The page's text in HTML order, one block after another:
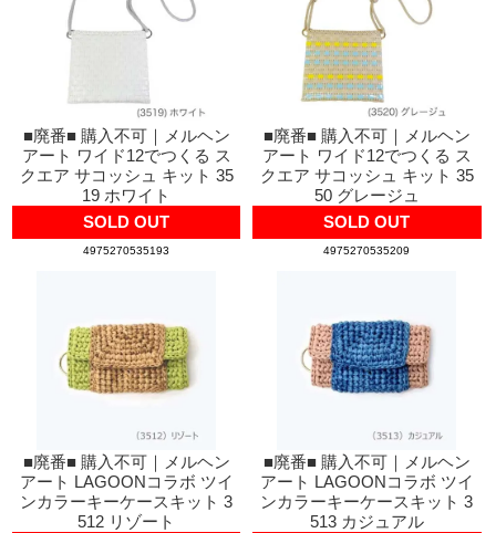
■廃番■ 購入不可｜メルヘン
アート ワイド12でつくる ス
クエア サコッシュ キット 35
19 ホワイト
SOLD OUT
4975270535193
■廃番■ 購入不可｜メルヘン
アート ワイド12でつくる ス
クエア サコッシュ キット 35
50 グレージュ
SOLD OUT
4975270535209
■廃番■ 購入不可｜メルヘン
アート LAGOONコラボ ツイ
ンカラーキーケースキット 3
512 リゾート
■廃番■ 購入不可｜メルヘン
アート LAGOONコラボ ツイ
ンカラーキーケースキット 3
513 カジュアル